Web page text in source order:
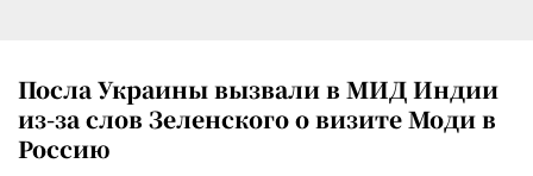
Посла Украины вызвали в МИД Индии
из-за слов Зеленского о визите Моди в
Россию